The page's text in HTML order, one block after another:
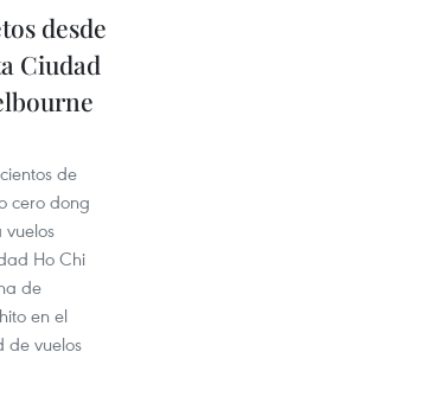
desde
Ciudad
de
cero dong
Ho Chi
de
en el
de vuelos